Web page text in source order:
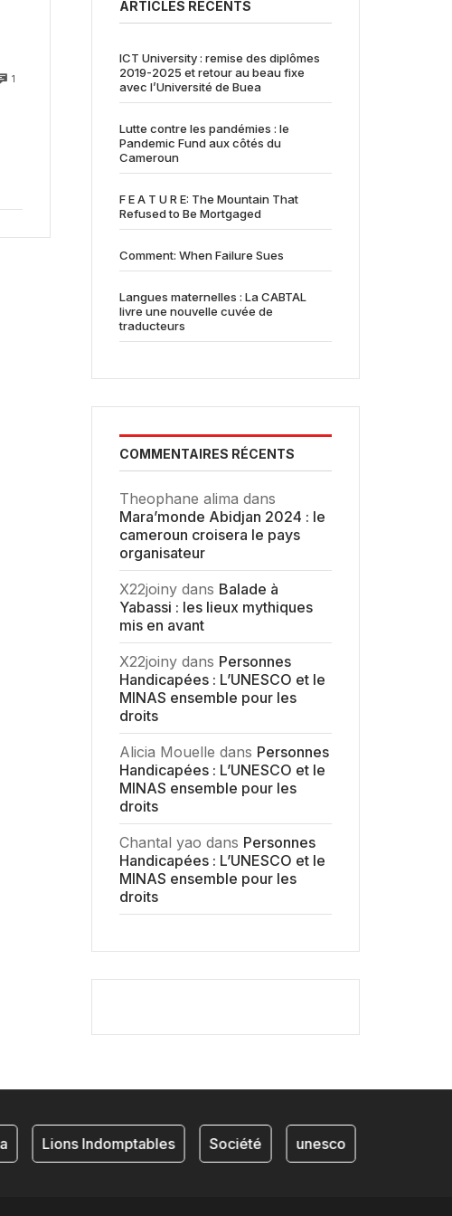
1
ARTICLES RÉCENTS
ICT University : remise des diplômes
2019-2025 et retour au beau fixe
avec l’Université de Buea
Lutte contre les pandémies : le
Pandemic Fund aux côtés du
Cameroun
F E A T U R E: The Mountain That
Refused to Be Mortgaged
Comment: When Failure Sues
Langues maternelles : La CABTAL
livre une nouvelle cuvée de
traducteurs
COMMENTAIRES RÉCENTS
Theophane alima dans
Mara’monde Abidjan 2024 : le
cameroun croisera le pays
organisateur
X22joiny dans Balade à
Yabassi : les lieux mythiques
mis en avant
X22joiny dans Personnes
Handicapées : L’UNESCO et le
MINAS ensemble pour les
droits
Alicia Mouelle dans Personnes
Handicapées : L’UNESCO et le
MINAS ensemble pour les
droits
Chantal yao dans Personnes
Handicapées : L’UNESCO et le
MINAS ensemble pour les
droits
Lions Indomptables Société unesco